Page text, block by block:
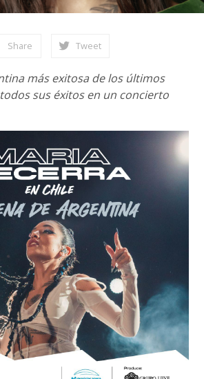
Share Tweet
más exitosa de los últimos
sus éxitos en un concierto